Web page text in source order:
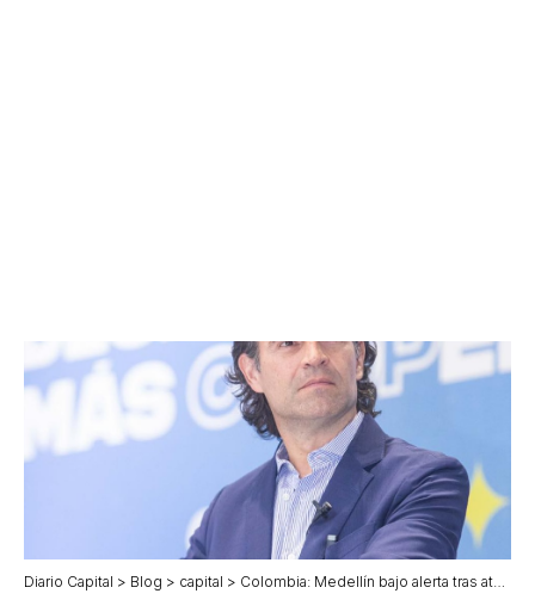
Diario Capital > Blog > capital > Colombia: Medellín bajo alerta tras atentado contra red energética de EPM